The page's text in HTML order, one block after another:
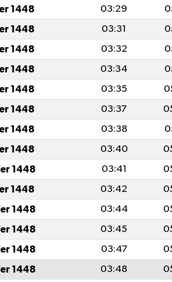
1448 03:29
1448 03:31
1448 03:32
1448 03:34
1448 03:35
1448 03:37
1448 03:38
1448 03:40
1448 03:41
1448 03:42
1448 03:44
1448 03:45
1448 03:47
1448 03:48